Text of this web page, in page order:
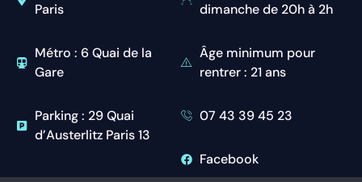
Paris
Métro : 6 Quai de la
Gare
Parking : 29 Quai
d’Austerlitz Paris 13
dimanche de 20h à 2h
Âge minimum pour
rentrer : 21 ans
07 43 39 45 23
Facebook